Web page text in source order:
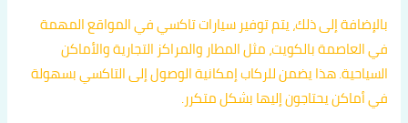
بالإضافة إلى ذلك، يتم توفير سيارات تاكسي في المواقع المهمة
في العاصمة بالكويت، مثل المطار والمراكز التجارية والأماكن
السياحية. هذا يضمن للركاب إمكانية الوصول إلى التاكسي بسهولة
في أماكن يحتاجون إليها بشكل متكرر.